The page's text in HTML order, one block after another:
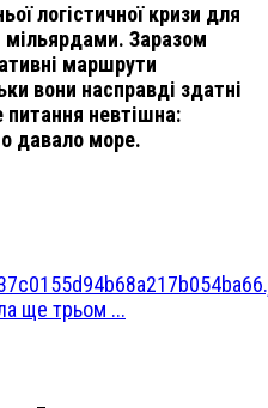
логістичної кризи для
мільярдами. Заразом
маршрути
вони насправді здатні
питання невтішна:
давало море.
ще трьом ...